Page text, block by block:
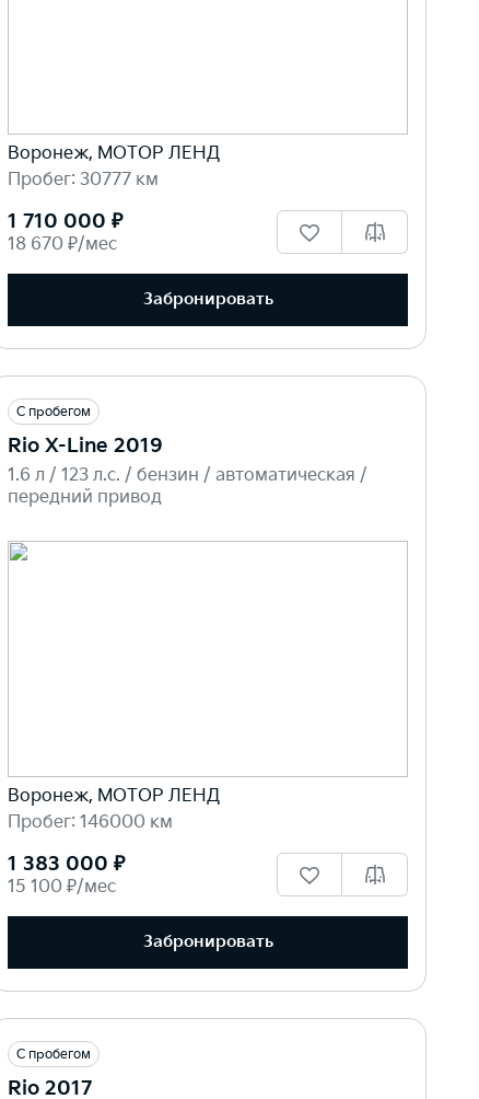
Воронеж, МОТОР ЛЕНД
Пробег: 30777 км
1 710 000 ₽
18 670 ₽/мес
Забронировать
С пробегом
Rio X-Line 2019
1.6 л / 123 л.c. / бензин / автоматическая /
передний привод
Воронеж, МОТОР ЛЕНД
Пробег: 146000 км
1 383 000 ₽
15 100 ₽/мес
Забронировать
С пробегом
Rio 2017